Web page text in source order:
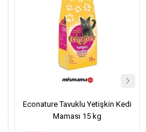
Econature Tavuklu Yetişkin Kedi
Maması 15 kg